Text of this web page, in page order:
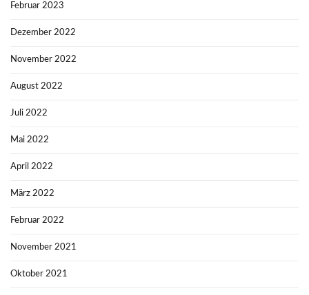
Februar 2023
Dezember 2022
November 2022
August 2022
Juli 2022
Mai 2022
April 2022
März 2022
Februar 2022
November 2021
Oktober 2021